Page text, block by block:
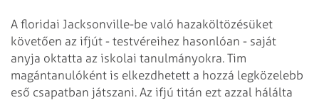
A floridai Jacksonville-be való hazaköltözésüket
követően az ifjút - testvéreihez hasonlóan - saját
anyja oktatta az iskolai tanulmányokra. Tim
magántanulóként is elkezdhetett a hozzá legközelebb
eső csapatban játszani. Az ifjú titán ezt azzal hálálta